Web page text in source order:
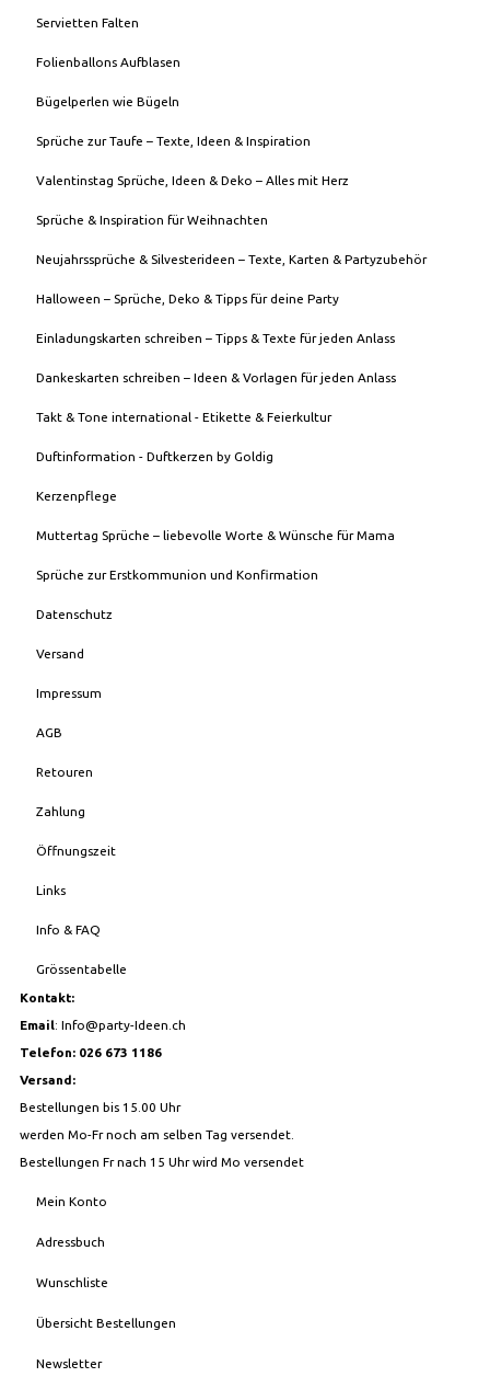
Servietten Falten
Folienballons Aufblasen
Bügelperlen wie Bügeln
Sprüche zur Taufe – Texte, Ideen & Inspiration
Valentinstag Sprüche, Ideen & Deko – Alles mit Herz
Sprüche & Inspiration für Weihnachten
Neujahrssprüche & Silvesterideen – Texte, Karten & Partyzubehör
Halloween – Sprüche, Deko & Tipps für deine Party
Einladungskarten schreiben – Tipps & Texte für jeden Anlass
Dankeskarten schreiben – Ideen & Vorlagen für jeden Anlass
Takt & Tone international - Etikette & Feierkultur
Duftinformation - Duftkerzen by Goldig
Kerzenpflege
Muttertag Sprüche – liebevolle Worte & Wünsche für Mama
Sprüche zur Erstkommunion und Konfirmation
Datenschutz
Versand
Impressum
AGB
Retouren
Zahlung
Öffnungszeit
Links
Info & FAQ
Grössentabelle
Kontakt:
Email: Info@party-Ideen.ch
Telefon: 026 673 1186
Versand:
Bestellungen bis 15.00 Uhr
werden Mo-Fr noch am selben Tag versendet.
Bestellungen Fr nach 15 Uhr wird Mo versendet
Mein Konto
Adressbuch
Wunschliste
Übersicht Bestellungen
Newsletter